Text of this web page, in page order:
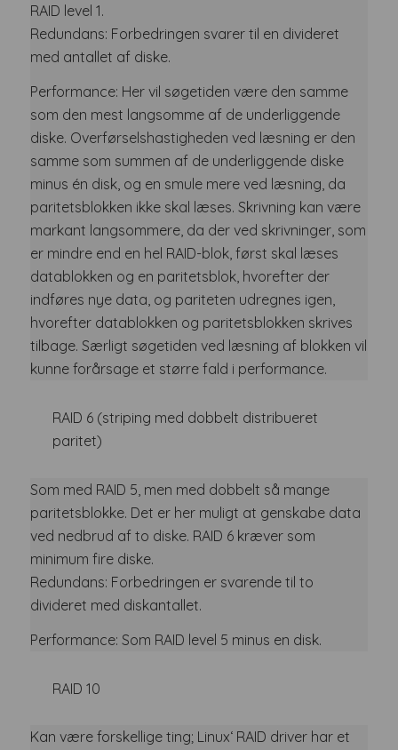
RAID level 1.
Redundans: Forbedringen svarer til en divideret
med antallet af diske.
Performance: Her vil søgetiden være den samme
som den mest langsomme af de underliggende
diske. Overførselshastigheden ved læsning er den
samme som summen af de underliggende diske
minus én disk, og en smule mere ved læsning, da
paritetsblokken ikke skal læses. Skrivning kan være
markant langsommere, da der ved skrivninger, som
er mindre end en hel RAID-blok, først skal læses
datablokken og en paritetsblok, hvorefter der
indføres nye data, og pariteten udregnes igen,
hvorefter datablokken og paritetsblokken skrives
tilbage. Særligt søgetiden ved læsning af blokken vil
kunne forårsage et større fald i performance.
RAID 6 (striping med dobbelt distribueret
paritet)
Som med RAID 5, men med dobbelt så mange
paritetsblokke. Det er her muligt at genskabe data
ved nedbrud af to diske. RAID 6 kræver som
minimum fire diske.
Redundans: Forbedringen er svarende til to
divideret med diskantallet.
Performance: Som RAID level 5 minus en disk.
RAID 10
Kan være forskellige ting; Linux‘ RAID driver har et